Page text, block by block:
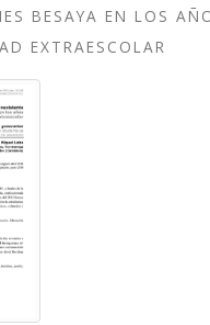
BESAYA EN LOS
EXTRAESCOLAR